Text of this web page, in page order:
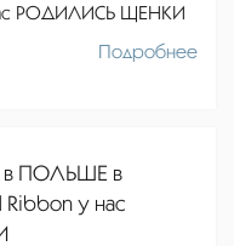
РОДИЛИСЬ ЩЕНКИ
Подробнее
в ПОЛЬШЕ в
Ribbon у нас